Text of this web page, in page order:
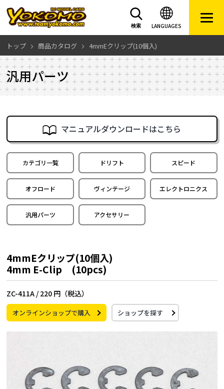
LANGUAGES
検索
トップ 商品カタログ 4mmEクリップ(10個入)
汎用パーツ
マニュアルダウンロードはこちら
カテゴリ一覧 ドリフト スピード
オフロード ヴィンテージ エレクトロニクス
汎用パーツ アクセサリー
4mmEクリップ(10個入)
4mm E-Clip (10pcs)
ZC-411A / 220 円（税込）
オンラインショップで購入 ショップを探す